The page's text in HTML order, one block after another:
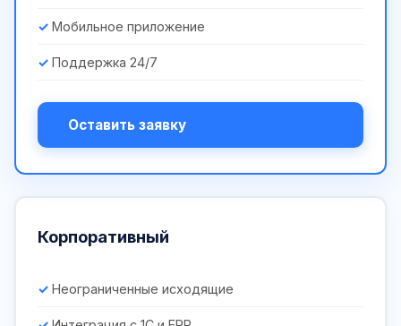
Мобильное приложение
Поддержка 24/7
Оставить заявку
Корпоративный
Неограниченные исходящие